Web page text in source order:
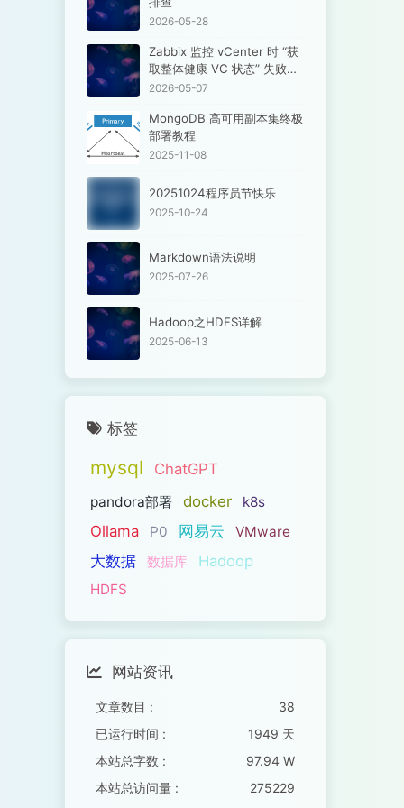
2026-05-28
Zabbix 监控 vCenter 时 “获
取整体健康 VC 状态” 失败的
解决方法
2026-05-07
MongoDB 高可用副本集终极
部署教程
2025-11-08
20251024程序员节快乐
2025-10-24
Markdown语法说明
2025-07-26
Hadoop之HDFS详解
2025-06-13
标签
mysql ChatGPT
pandora部署 docker k8s
Ollama P0 网易云 VMware
大数据 数据库 Hadoop
HDFS
网站资讯
文章数目 :
38
已运行时间 :
1949 天
本站总字数 :
97.94 W
本站总访问量 :
275229